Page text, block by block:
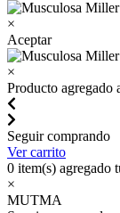
×
Aceptar
×
Producto agregado
Seguir comprando
Ver carrito
0 item(s) agregado
×
MUTMA